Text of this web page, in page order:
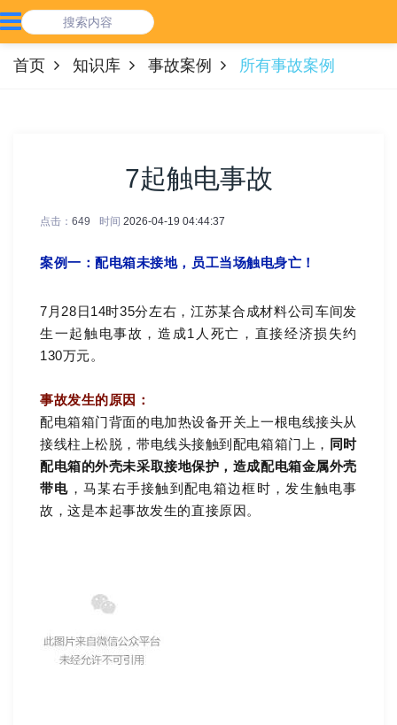
首页 知识库 事故案例 所有事故案例
7起触电事故
点击： 649 时间 2026-04-19 04:44:37
案例一：配电箱未接地，员工当场触电身亡！
7月28日14时35分左右，江苏某合成材料公司车间发
生一起触电事故，造成1人死亡，直接经济损失约
130万元。
事故发生的原因：
配电箱箱门背面的电加热设备开关上一根电线接头从
接线柱上松脱，带电线头接触到配电箱箱门上， 同时
配电箱的外壳未采取接地保护，造成配电箱金属外壳
带电 ，马某右手接触到配电箱边框时，发生触电事
故，这是本起事故发生的直接原因。